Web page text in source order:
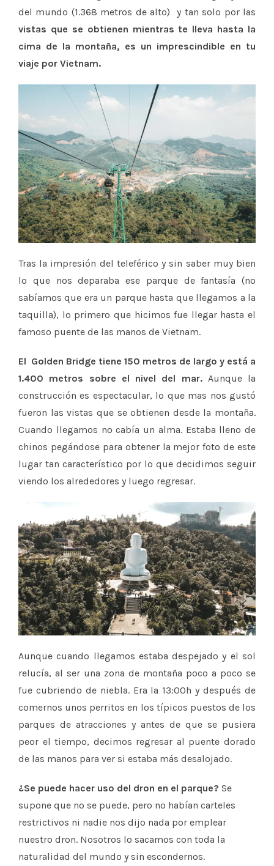
del mundo (1.368 metros de alto) y tan solo por las
vistas que se obtienen mientras te lleva hasta la
cima de la montaña, es un imprescindible en tu
viaje por Vietnam.
Tras la impresión del teleférico y sin saber muy bien
lo que nos deparaba ese parque de fantasía (no
sabíamos que era un parque hasta que llegamos a la
taquilla), lo primero que hicimos fue llegar hasta el
famoso puente de las manos de Vietnam.
El Golden Bridge tiene 150 metros de largo y está a
1.400 metros sobre el nivel del mar. Aunque la
construcción es espectacular, lo que mas nos gustó
fueron las vistas que se obtienen desde la montaña.
Cuando llegamos no cabía un alma. Estaba lleno de
chinos pegándose para obtener la mejor foto de este
lugar tan característico por lo que decidimos seguir
viendo los alrededores y luego regresar.
Aunque cuando llegamos estaba despejado y el sol
relucía, al ser una zona de montaña poco a poco se
fue cubriendo de niebla. Era la 13:00h y después de
comernos unos perritos en los típicos puestos de los
parques de atracciones y antes de que se pusiera
peor el tiempo, decimos regresar al puente dorado
de las manos para ver si estaba más desalojado.
¿Se puede hacer uso del dron en el parque? Se
supone que no se puede, pero no habían carteles
restrictivos ni nadie nos dijo nada por emplear
nuestro dron. Nosotros lo sacamos con toda la
naturalidad del mundo y sin escondernos.